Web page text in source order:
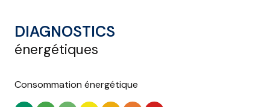
DIAGNOSTICS
énergétiques
Consommation énergétique